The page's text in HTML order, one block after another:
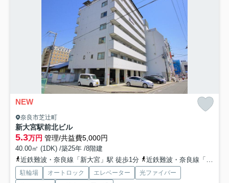
NEW
奈良市芝辻町
新大宮駅前北ビル
5.3万円 管理/共益費5,000円
40.00㎡ (1DK) /築25年 /8階建
近鉄難波・奈良線「新大宮」駅 徒歩1分
近鉄難波・奈良線「近鉄奈良」駅 バス5分 奈良交通「新大宮駅」 停歩5分
駐輪場 オートロック エレベーター
光ファイバー